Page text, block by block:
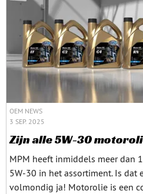
OEM NEWS
3 SEP. 2025
Zijn alle 5W-30
MPM heeft inmiddels meer dan
5W-30 in het assortiment. Is dat
volmondig ja! Motorolie is een